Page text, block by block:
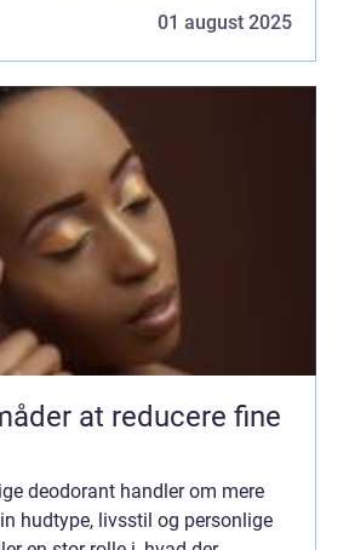
andre mod sved, og enkelte
01 august 2025
at reducere fine
deodorant handler om mere
hudtype, livsstil og personlige